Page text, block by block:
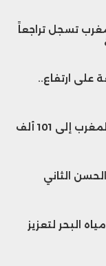
تسجل تراجعاً
على ارتفاع..
تراجع أعداد الأطفال في سوق العمل بالمغرب إلى 101 ألف
الثاني
لتحلية مياه البحر لتعزيز